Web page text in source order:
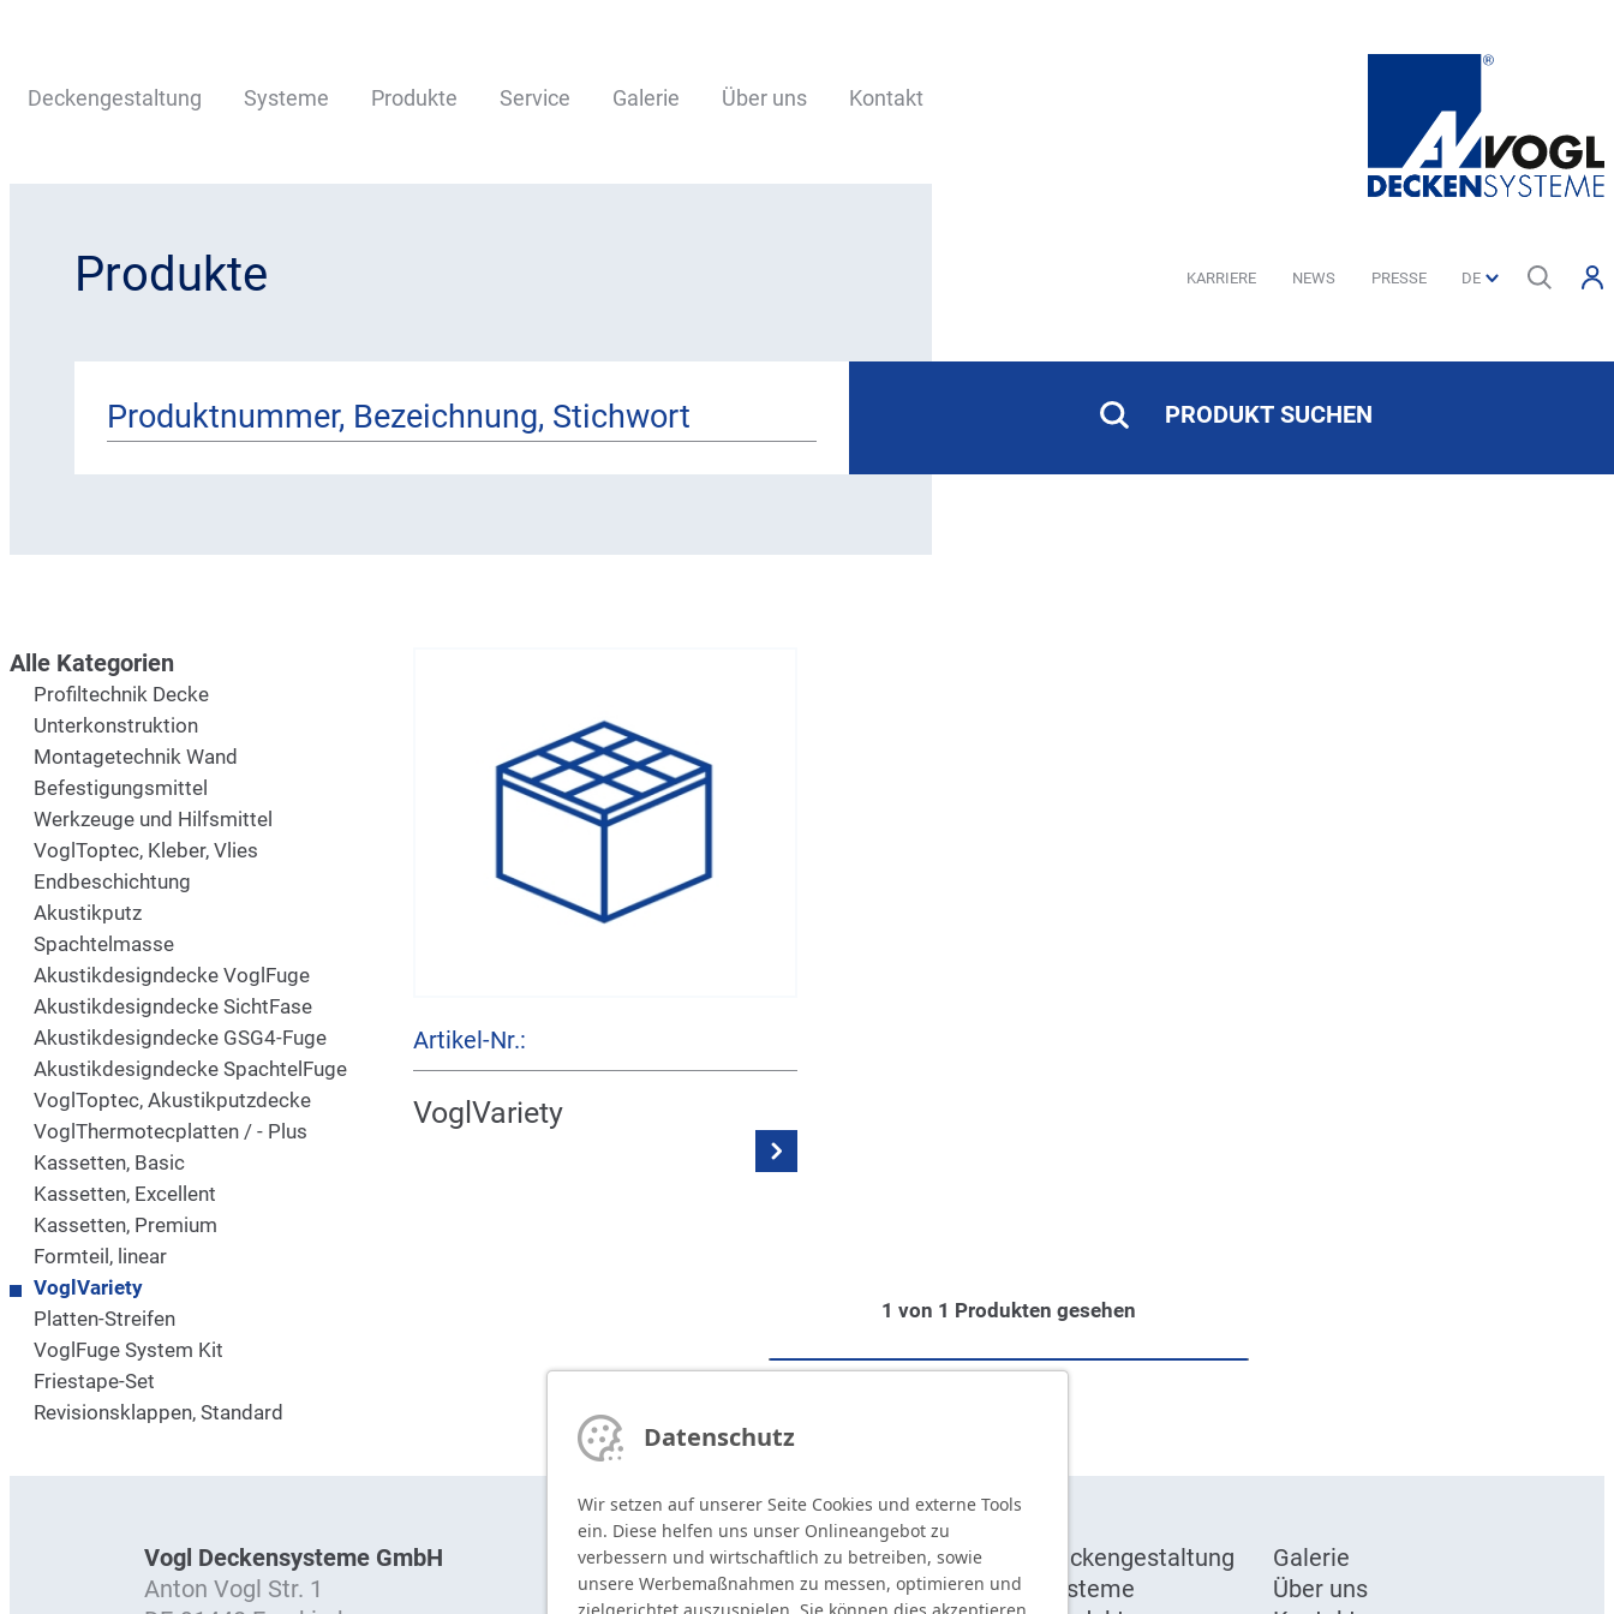
Deckengestaltung Systeme Produkte Service Galerie Über uns Kontakt
KARRIERE NEWS PRESSE
Produkte
PRODUKT SUCHEN
Alle Kategorien
Profiltechnik Decke
Unterkonstruktion
Montagetechnik Wand
Befestigungsmittel
Werkzeuge und Hilfsmittel
VoglToptec, Kleber, Vlies
Endbeschichtung
Akustikputz
Spachtelmasse
Akustikdesigndecke VoglFuge
Akustikdesigndecke SichtFase
Akustikdesigndecke GSG4-Fuge
Akustikdesigndecke SpachtelFuge
VoglToptec, Akustikputzdecke
VoglThermotecplatten / - Plus
Kassetten, Basic
Kassetten, Excellent
Kassetten, Premium
Formteil, linear
VoglVariety
Platten-Streifen
VoglFuge System Kit
Friestape-Set
Revisionsklappen, Standard
Artikel-Nr.:
VoglVariety
1 von 1 Produkten gesehen
Vogl Deckensysteme GmbH
Anton Vogl Str. 1
T +49 9104 825-0
F+49 9104 825-250
Deckengestaltung
Systeme
Galerie
Über uns
Datenschutz
Wir setzen auf unserer Seite Cookies und externe Tools
ein. Diese helfen uns unser Onlineangebot zu
verbessern und wirtschaftlich zu betreiben, sowie
unsere Werbemaßnahmen zu messen, optimieren und